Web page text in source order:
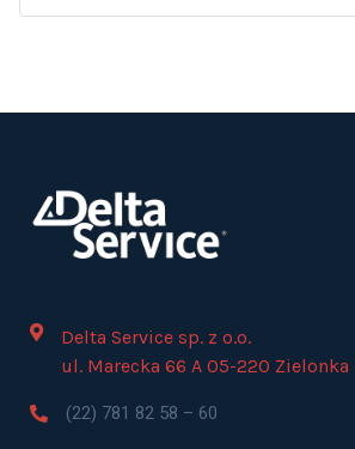
Delta Service sp. z o.o.
ul. Marecka 66 A 05-220 Zielonka
(22) 781 82 58 – 60